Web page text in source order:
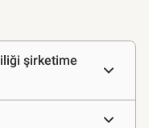
şirketime